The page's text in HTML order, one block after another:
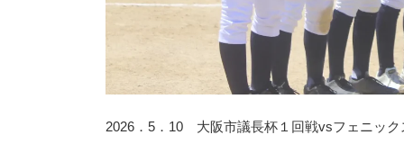
2026．5．10 大阪市議長杯１回戦vsフェニック